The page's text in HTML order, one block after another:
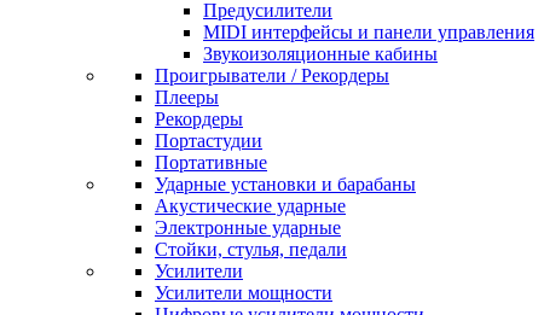
Предусилители
MIDI интерфейсы и панели управления
Звукоизоляционные кабины
Проигрыватели / Рекордеры
Плееры
Рекордеры
Портастудии
Портативные
Ударные установки и барабаны
Акустические ударные
Электронные ударные
Стойки, стулья, педали
Усилители
Усилители мощности